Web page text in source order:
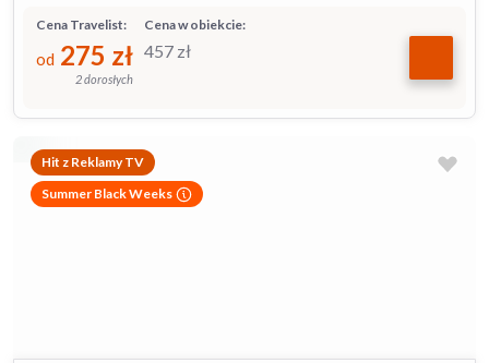
Cena w obiekcie:
457 zł
Cena Travelist:
od 275 zł
2 dorosłych
Hit z Reklamy TV
Summer Black Weeks